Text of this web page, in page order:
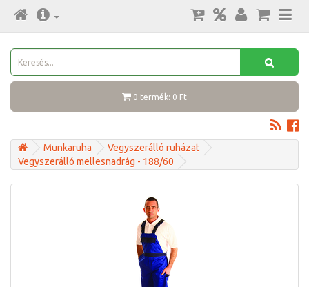
0 termék: 0 Ft
Munkaruha
Vegyszerálló ruházat
Vegyszerálló mellesnadrág - 188/60